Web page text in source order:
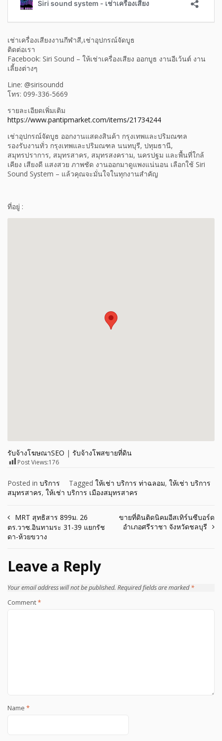
เช่าเครื่องเสียงงานกีฬาสี,เช่าอุปกรณ์จัดบูธ
ติดต่อเรา
Facebook: Siri Sound – ให้เช่าเครื่องเสียง ออกบูธ งานอีเว้นต์ งาน
เลี้ยงต่างๆ
Line: @sirisoundd
โทร: 099-336-5669
รายละเอียดเพิ่มเติม
https://www.pantipmarket.com/items/21734244
เช่าอุปกรณ์จัดบูธ ออกงานแสดงสินค้า กรุงเทพและปริมณฑล
รองรับงานทั่ว กรุงเทพและปริมณฑล นนทบุรี, ปทุมธานี,
สมุทรปราการ, สมุทรสาคร, สมุทรสงคราม, นครปฐม และพื้นที่ใกล้
เคียง เสียงดี แสงสวย ภาพชัด งานออกมาดูแพงแน่นอน เลือกใช้ Siri
Sound System – แล้วคุณจะมั่นใจในทุกงานสำคัญ
ที่อยู่ :
รับจ้างโฆษณาSEO | รับจ้างโพสขายที่ดิน
Post Views:176
Posted in บริการ Tagged ให้เช่า บริการ ท่าฉลอม, ให้เช่า บริการ
สมุทรสาคร, ให้เช่า บริการ เมืองสมุทรสาคร
Post
navigation
MRT สุทธิสาร 899ม. 26
ตร.วาซ.อินทามระ 31-39 แยกรัช
ดา-ห้วยขวาง
ขายที่ดินติดนิคมอีสเทิร์นซีบอร์ด
อำเภอศรีราชา จังหวัดชลบุรี
Leave a Reply
Your email address will not be published. Required fields are marked*
Comment*
Name *